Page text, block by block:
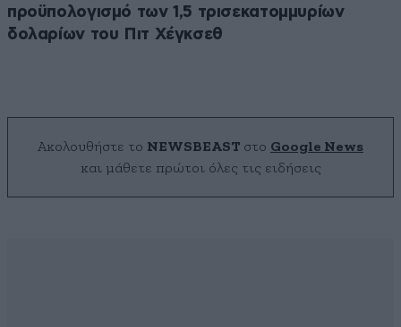
προϋπολογισμό των 1,5 τρισεκατομμυρίων
δολαρίων του Πιτ Χέγκσεθ
Ακολουθήστε το NEWSBEAST στο Google News
και μάθετε πρώτοι όλες τις ειδήσεις